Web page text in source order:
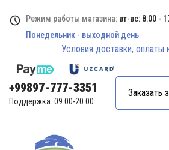
Режим работы магазина: вт-вс: 8:00 -
Понедельник - выходной день
Условия доставки, оплаты
+99897-777-3351
Поддержка: 09:00-20:00
Заказать